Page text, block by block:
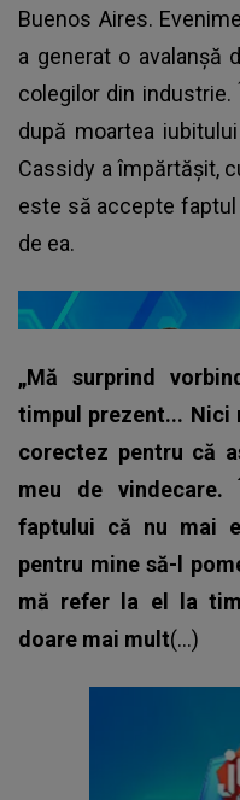
Buenos Aires.
a generat o avalanșă
colegilor din industrie.
după moartea
Cassidy a împărtășit,
este să accepte
de ea.
„Mă surprind
timpul prezent... Nici
corectez pentru că
meu de vindecare.
faptului că nu mai
pentru mine să-l
mă refer la el la
doare mai mult(...)